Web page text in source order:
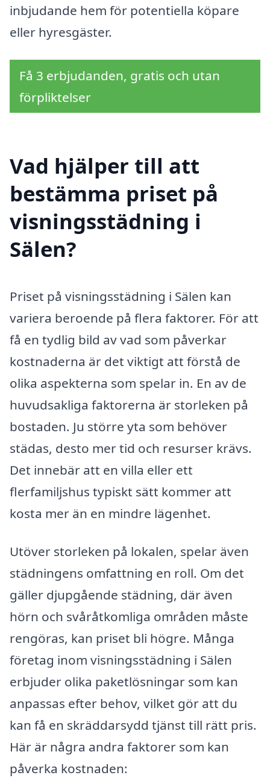
inbjudande hem för potentiella köpare
eller hyresgäster.
Få 3 erbjudanden, gratis och utan
förpliktelser
Vad hjälper till att
bestämma priset på
visningsstädning i
Sälen?
Priset på visningsstädning i Sälen kan
variera beroende på flera faktorer. För att
få en tydlig bild av vad som påverkar
kostnaderna är det viktigt att förstå de
olika aspekterna som spelar in. En av de
huvudsakliga faktorerna är storleken på
bostaden. Ju större yta som behöver
städas, desto mer tid och resurser krävs.
Det innebär att en villa eller ett
flerfamiljshus typiskt sätt kommer att
kosta mer än en mindre lägenhet.
Utöver storleken på lokalen, spelar även
städningens omfattning en roll. Om det
gäller djupgående städning, där även
hörn och svåråtkomliga områden måste
rengöras, kan priset bli högre. Många
företag inom visningsstädning i Sälen
erbjuder olika paketlösningar som kan
anpassas efter behov, vilket gör att du
kan få en skräddarsydd tjänst till rätt pris.
Här är några andra faktorer som kan
påverka kostnaden: